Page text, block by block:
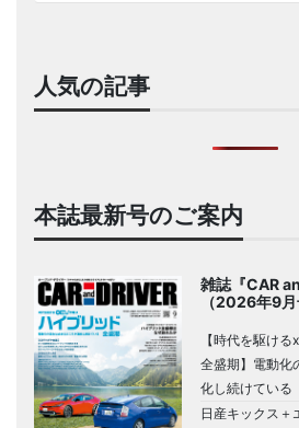
人気の記事
本誌最新号のご案内
雑誌『CAR
（2026年9月
【時代を駆け
全盛期】電動化
化し続けている
日産キックス＋